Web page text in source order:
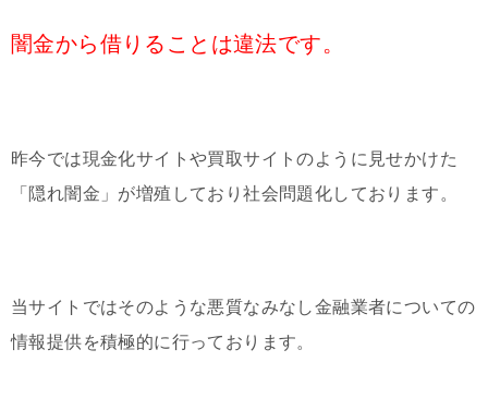
闇金から借りることは違法です。
昨今では現金化サイトや買取サイトのように見せかけた
「隠れ闇金」が増殖しており社会問題化しております。
当サイトではそのような悪質なみなし金融業者についての
情報提供を積極的に行っております。